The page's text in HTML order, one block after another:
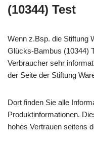
(10344) Test
Wenn z.Bsp. die Stiftung
Glücks-Bambus (10344)
Verbraucher sehr
der Seite der Stiftung
Dort finden Sie alle
Produktinformationen.
hohes Vertrauen seitens